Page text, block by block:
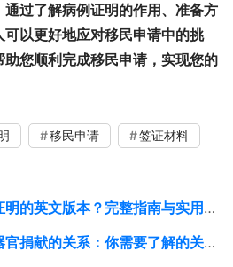
过了解病例证明的作用、准备方
以更好地应对移民申请中的挑
您顺利完成移民申请，实现您的
移民申请
签证材料
的英文版本？完整指南与实用技巧
捐献的关系：你需要了解的关键信息